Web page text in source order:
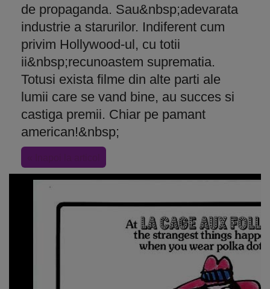
de propaganda. Sau&nbsp;adevarata
industrie a starurilor. Indiferent cum
privim Hollywood-ul, cu totii
ii&nbsp;recunoastem suprematia.
Totusi exista filme din alte parti ale
lumii care se vand bine, au succes si
castiga premii. Chiar pe pamant
american!&nbsp;